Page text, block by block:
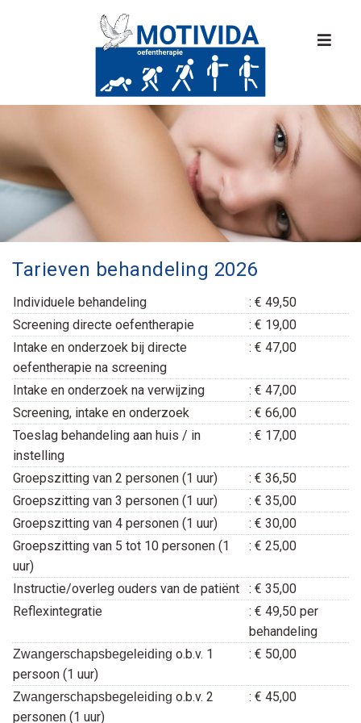
Tarieven behandeling 2026
Individuele behandeling
: € 49,50
Screening directe oefentherapie
: € 19,00
Intake en onderzoek bij directe
oefentherapie na screening
: € 47,00
Intake en onderzoek na verwijzing
: € 47,00
Screening, intake en onderzoek
: € 66,00
Toeslag behandeling aan huis / in
instelling
: € 17,00
Groepszitting van 2 personen (1 uur)
: € 36,50
Groepszitting van 3 personen (1 uur)
: € 35,00
Groepszitting van 4 personen (1 uur)
: € 30,00
Groepszitting van 5 tot 10 personen (1
uur)
: € 25,00
Instructie/overleg ouders van de patiënt
: € 35,00
Reflexintegratie
: € 49,50 per
behandeling
Zwangerschapsbegeleiding o.b.v. 1
persoon (1 uur)
: € 50,00
Zwangerschapsbegeleiding o.b.v. 2
personen (1 uur)
: € 45,00